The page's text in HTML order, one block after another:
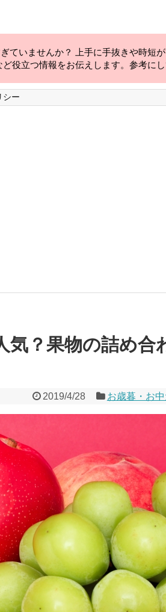
ていませんか？ 上手に手抜きや時短
役立つ情報をお伝えします。参考にし
シー
気？果物の詰め合
2019/4/28 お歳暮・お